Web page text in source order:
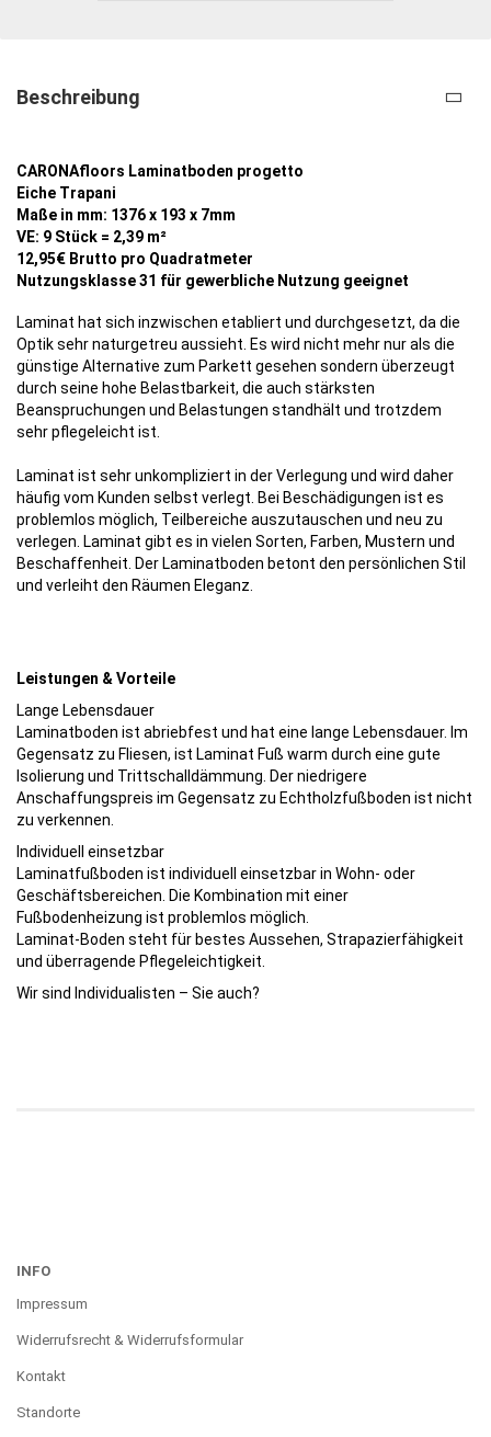
Beschreibung
CARONAfloors Laminatboden progetto
Eiche Trapani
Maße in mm: 1376 x 193 x 7mm
VE: 9 Stück = 2,39 m²
12,95€ Brutto pro Quadratmeter
Nutzungsklasse 31 für gewerbliche Nutzung geeignet
Laminat hat sich inzwischen etabliert und durchgesetzt, da die
Optik sehr naturgetreu aussieht. Es wird nicht mehr nur als die
günstige Alternative zum Parkett gesehen sondern überzeugt
durch seine hohe Belastbarkeit, die auch stärksten
Beanspruchungen und Belastungen standhält und trotzdem
sehr pflegeleicht ist.
Laminat ist sehr unkompliziert in der Verlegung und wird daher
häufig vom Kunden selbst verlegt. Bei Beschädigungen ist es
problemlos möglich, Teilbereiche auszutauschen und neu zu
verlegen. Laminat gibt es in vielen Sorten, Farben, Mustern und
Beschaffenheit. Der Laminatboden betont den persönlichen Stil
und verleiht den Räumen Eleganz.
Leistungen & Vorteile
Lange Lebensdauer
Laminatboden ist abriebfest und hat eine lange Lebensdauer. Im
Gegensatz zu Fliesen, ist Laminat Fuß warm durch eine gute
Isolierung und Trittschalldämmung. Der niedrigere
Anschaffungspreis im Gegensatz zu Echtholzfußboden ist nicht
zu verkennen.
Individuell einsetzbar
Laminatfußboden ist individuell einsetzbar in Wohn- oder
Geschäftsbereichen. Die Kombination mit einer
Fußbodenheizung ist problemlos möglich.
Laminat-Boden steht für bestes Aussehen, Strapazierfähigkeit
und überragende Pflegeleichtigkeit.
Wir sind Individualisten – Sie auch?
INFO
Impressum
Widerrufsrecht & Widerrufsformular
Kontakt
Standorte